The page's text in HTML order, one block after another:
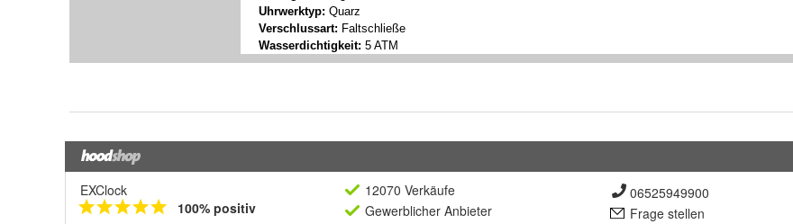
EXClock
100% positiv
12070 Verkäufe
Gewerblicher Anbieter
06525949900
Frage stellen